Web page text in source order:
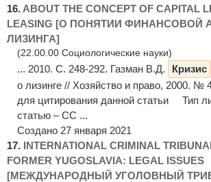
16. ABOUT THE CONCEPT OF CAPITAL
LEASING [О ПОНЯТИИ ФИНАНСОВОЙ
ЛИЗИНГА]
(22.00.00 Социологические науки)
... 2010. С. 248-292. Газман В.Д. Кризис
о лизинге // Хозяйство и право, 2000.
для цитирования данной статьи Тип
статью – CC ...
Создано 27 января 2021
17. INTERNATIONAL CRIMINAL
FORMER YUGOSLAVIA: LEGAL ISSUES
[МЕЖДУНАРОДНЫЙ УГОЛОВНЫЙ